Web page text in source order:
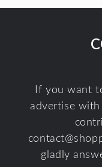
If you want
advertise
gladly